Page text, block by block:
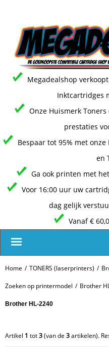
Megadealshop
Inktcartridges
Onze Huismerk
prestaties
Bespaar tot 95% met
en
Ga ook printen met
Voor 16:00 uur uw
dag gelijk
Vanaf €
Home / TONERS (laserprinters) /
Zoeken op printermodel / Brother
Brother HL-2240
Artikel 1 tot3(van de 3artikelen).